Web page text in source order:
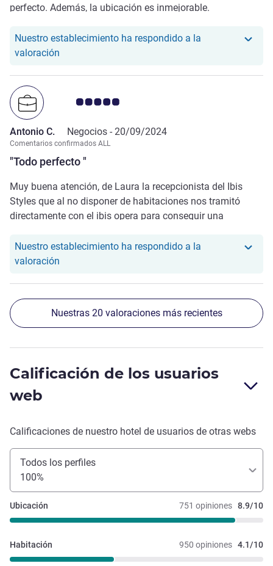
perfecto. Además, la ubicación es inmejorable.
Nuestro establecimiento ha respondido a la
valoración
"Todo perfecto "
Nota de clientes de Avis 5.0/5
Antonio C. Negocios - 20/09/2024
Comentarios confirmados ALL
Muy buena atención, de Laura la recepcionista del Ibis
Styles que al no disponer de habitaciones nos tramitó
directamente con el ibis opera para conseguir una
Ibis opera. Muchas gracias.
Nuestro establecimiento ha respondido a la
valoración
Nuestras 20 valoraciones más recientes
Calificación de los usuarios
web
Calificaciones de nuestro hotel de usuarios de otras webs
Todos los perfiles
100%
751 opiniones 8.9/10
Ubicación
950 opiniones 4.1/10
Habitación